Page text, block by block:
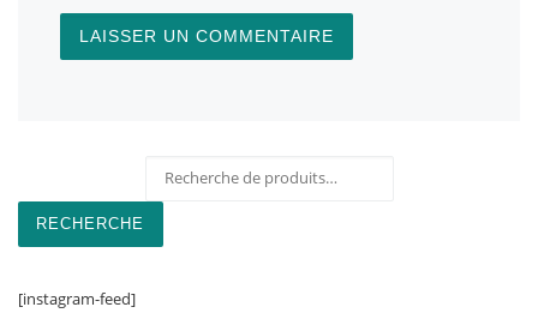
RECHERCHE
[instagram-feed]